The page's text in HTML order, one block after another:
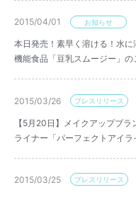
2015/04/01 お知らせ
本日発売！素早く溶ける！水
機能食品「豆乳スムージー」の
2015/03/26 プレスリリース
【5月20日】メイクアップブ
ライナー「パーフェクトアイ
2015/03/25 プレスリリース